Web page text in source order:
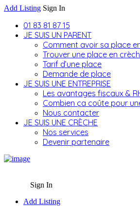
Add Listing Sign In
01 83 81 87 15
JE SUIS UN PARENT
Comment avoir sa place
Trouver une place en
Tarif d’une place
Demande de place
JE SUIS UNE ENTREPRISE
Les avantages fiscaux &
Combien ça coûte pour
Nous contacter
JE SUIS UNE CRÈCHE
Nos services
Devenir partenaire
Sign In
Add Listing